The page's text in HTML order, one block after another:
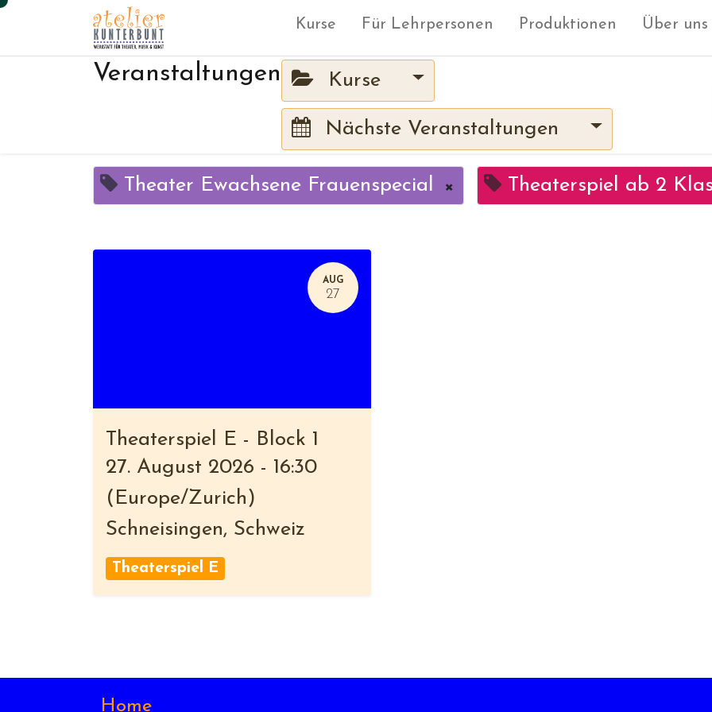
Kurse Für Lehrpersonen Produktionen Über uns
Veranstaltungen Kurse
Nächste Veranstaltungen
Theater Ewachsene Frauenspecial × Theaterspiel ab 2
AUG
27
Theaterspiel E - Block 1
27. August 2026 - 16:30
( Europe/Zurich )
Schneisingen, Schweiz
Theaterspiel E
Home